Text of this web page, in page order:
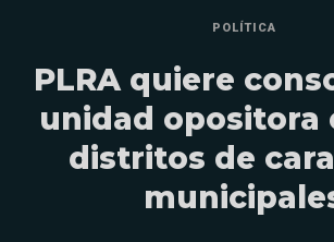
POLÍTICA
PLRA quiere
unidad opositora
distritos de